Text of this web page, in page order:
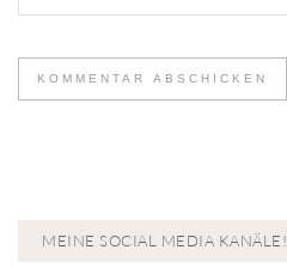
MEINE SOCIAL MEDIA KANÄLE!